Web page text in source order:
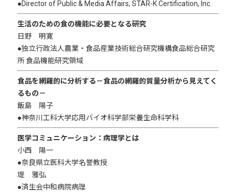
●Director of Public & Media Affairs, STAR-K Certification, Inc.
生活のための食の機能に必要となる研究
日野 明寛
●独立行政法人農業・食品産業技術総合研究機構食品総合研究
所 食品機能研究領域
食品を網羅的に分析する－食品の網羅的質量分析から見えてく
るもの－
飯島 陽子
●神奈川工科大学応用バイオ科学部栄養生命科学科
医学コミュニケーション：病理学とは
小西 陽一
●奈良県立医科大学名誉教授
堤 雅弘
●済生会中和病院病理